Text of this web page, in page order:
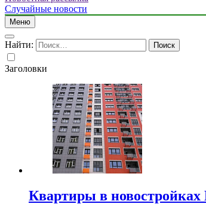
Случайные новости
Меню
Найти:
Заголовки
Квартиры в